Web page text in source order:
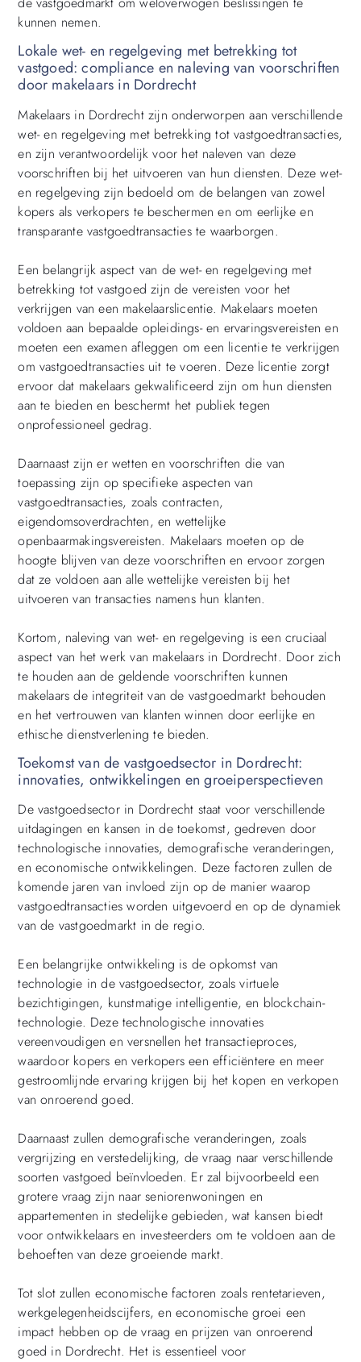
kunnen nemen.
Lokale wet- en regelgeving met betrekking tot
vastgoed: compliance en naleving van voorschriften
door makelaars in Dordrecht
Makelaars in Dordrecht zijn onderworpen aan verschillende
wet- en regelgeving met betrekking tot vastgoedtransacties,
en zijn verantwoordelijk voor het naleven van deze
voorschriften bij het uitvoeren van hun diensten. Deze wet-
en regelgeving zijn bedoeld om de belangen van zowel
kopers als verkopers te beschermen en om eerlijke en
transparante vastgoedtransacties te waarborgen.
Een belangrijk aspect van de wet- en regelgeving met
betrekking tot vastgoed zijn de vereisten voor het
verkrijgen van een makelaarslicentie. Makelaars moeten
voldoen aan bepaalde opleidings- en ervaringsvereisten en
moeten een examen afleggen om een licentie te verkrijgen
om vastgoedtransacties uit te voeren. Deze licentie zorgt
ervoor dat makelaars gekwalificeerd zijn om hun diensten
aan te bieden en beschermt het publiek tegen
onprofessioneel gedrag.
Daarnaast zijn er wetten en voorschriften die van
toepassing zijn op specifieke aspecten van
vastgoedtransacties, zoals contracten,
eigendomsoverdrachten, en wettelijke
openbaarmakingsvereisten. Makelaars moeten op de
hoogte blijven van deze voorschriften en ervoor zorgen
dat ze voldoen aan alle wettelijke vereisten bij het
uitvoeren van transacties namens hun klanten.
Kortom, naleving van wet- en regelgeving is een cruciaal
aspect van het werk van makelaars in Dordrecht. Door zich
te houden aan de geldende voorschriften kunnen
makelaars de integriteit van de vastgoedmarkt behouden
en het vertrouwen van klanten winnen door eerlijke en
ethische dienstverlening te bieden.
Toekomst van de vastgoedsector in Dordrecht:
innovaties, ontwikkelingen en groeiperspectieven
De vastgoedsector in Dordrecht staat voor verschillende
uitdagingen en kansen in de toekomst, gedreven door
technologische innovaties, demografische veranderingen,
en economische ontwikkelingen. Deze factoren zullen de
komende jaren van invloed zijn op de manier waarop
vastgoedtransacties worden uitgevoerd en op de dynamiek
van de vastgoedmarkt in de regio.
Een belangrijke ontwikkeling is de opkomst van
technologie in de vastgoedsector, zoals virtuele
bezichtigingen, kunstmatige intelligentie, en blockchain-
technologie. Deze technologische innovaties
vereenvoudigen en versnellen het transactieproces,
waardoor kopers en verkopers een efficiëntere en meer
gestroomlijnde ervaring krijgen bij het kopen en verkopen
van onroerend goed.
Daarnaast zullen demografische veranderingen, zoals
vergrijzing en verstedelijking, de vraag naar verschillende
soorten vastgoed beïnvloeden. Er zal bijvoorbeeld een
grotere vraag zijn naar seniorenwoningen en
appartementen in stedelijke gebieden, wat kansen biedt
voor ontwikkelaars en investeerders om te voldoen aan de
behoeften van deze groeiende markt.
Tot slot zullen economische factoren zoals rentetarieven,
werkgelegenheidscijfers, en economische groei een
impact hebben op de vraag en prijzen van onroerend
goed in Dordrecht. Het is essentieel voor